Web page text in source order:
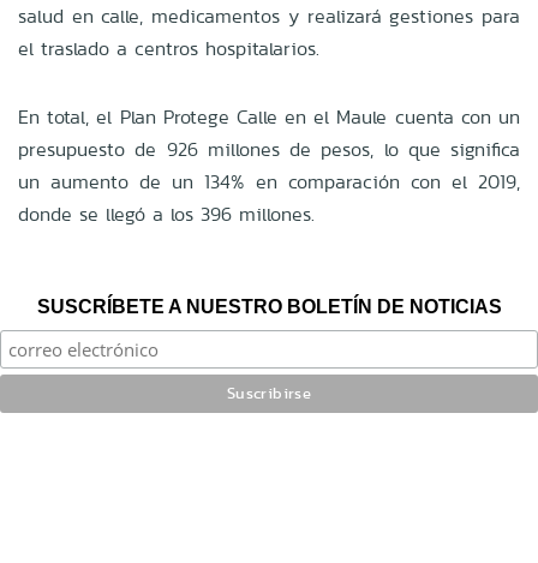
salud en calle, medicamentos y realizará gestiones para
el traslado a centros hospitalarios.
En total, el Plan Protege Calle en el Maule cuenta con un
presupuesto de 926 millones de pesos, lo que significa
un aumento de un 134% en comparación con el 2019,
donde se llegó a los 396 millones.
SUSCRÍBETE A NUESTRO BOLETÍN DE NOTICIAS